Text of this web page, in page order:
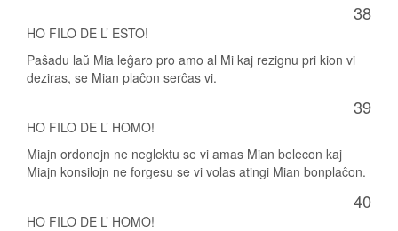
38
HO FILO DE L’ ESTO!
Paŝadu laŭ Mia leĝaro pro amo al Mi kaj rezignu pri kion vi
deziras, se Mian plaĉon serĉas vi.
39
HO FILO DE L’ HOMO!
Miajn ordonojn ne neglektu se vi amas Mian belecon kaj
Miajn konsilojn ne forgesu se vi volas atingi Mian bonplaĉon.
40
HO FILO DE L’ HOMO!